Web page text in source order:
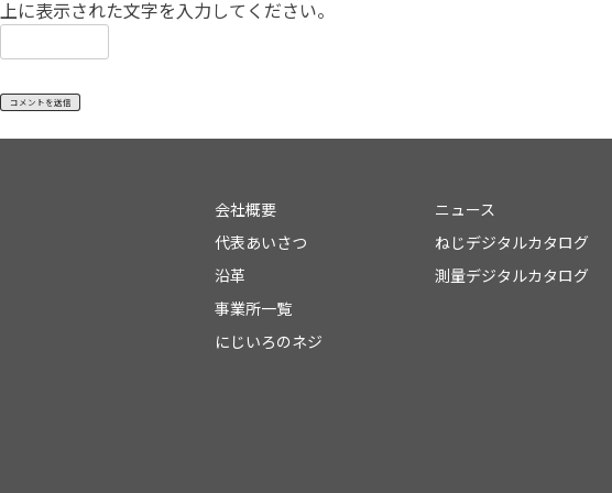
上に表示された文字を入力してください。
会社概要
代表あいさつ
沿革
事業所一覧
にじいろのネジ
ニュース
ねじデジタルカタログ
測量デジタルカタログ